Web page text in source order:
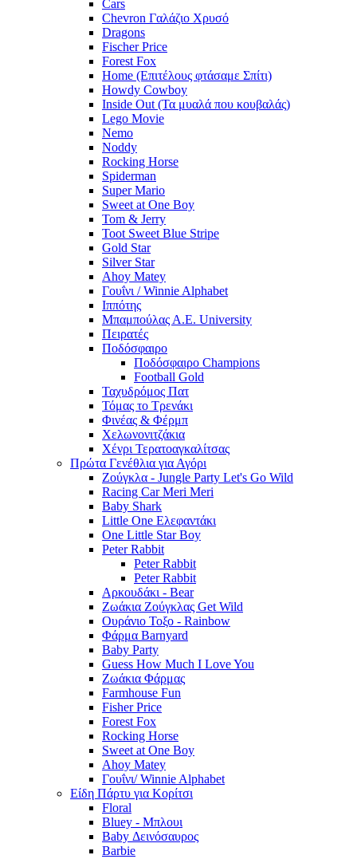
Cars
Chevron Γαλάζιο Χρυσό
Dragons
Fischer Price
Forest Fox
Home (Επιτέλους φτάσαμε Σπίτι)
Howdy Cowboy
Inside Out (Τα μυαλά που κουβαλάς)
Lego Movie
Nemo
Noddy
Rocking Horse
Spiderman
Super Mario
Sweet at One Boy
Tom & Jerry
Toot Sweet Blue Stripe
Gold Star
Silver Star
Ahoy Matey
Γουΐνι / Winnie Alphabet
Ιππότης
Μπαμπούλας Α.Ε. University
Πειρατές
Ποδόσφαιρο
Ποδόσφαιρο Champions
Football Gold
Ταχυδρόμος Πατ
Τόμας το Τρενάκι
Φινέας & Φέρμπ
Χελωνονιτζάκια
Χένρι Τερατοαγκαλίτσας
Πρώτα Γενέθλια για Αγόρι
Ζούγκλα - Jungle Party Let's Go Wild
Racing Car Meri Meri
Baby Shark
Little One Ελεφαντάκι
One Little Star Boy
Peter Rabbit
Peter Rabbit
Peter Rabbit
Αρκουδάκι - Bear
Ζωάκια Ζούγκλας Get Wild
Ουράνιο Τοξο - Rainbow
Φάρμα Barnyard
Baby Party
Guess How Much I Love You
Ζωάκια Φάρμας
Farmhouse Fun
Fisher Price
Forest Fox
Rocking Horse
Sweet at One Boy
Ahoy Matey
Γουΐνι/ Winnie Alphabet
Είδη Πάρτυ για Κορίτσι
Floral
Bluey - Μπλουι
Baby Δεινόσαυρος
Barbie